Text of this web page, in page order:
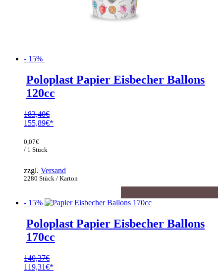
- 15%
Poloplast Papier Eisbecher Ballons
120cc
183,40€
Ursprünglicher
war:
183,40€
155,89€
Preis
ist:
2280 Stück / Karton
0,07€
/ 1 Stück
zzgl. Versand
- 15%
Poloplast Papier Eisbecher Ballons
170cc
140,37€
Ursprünglicher
119,31€